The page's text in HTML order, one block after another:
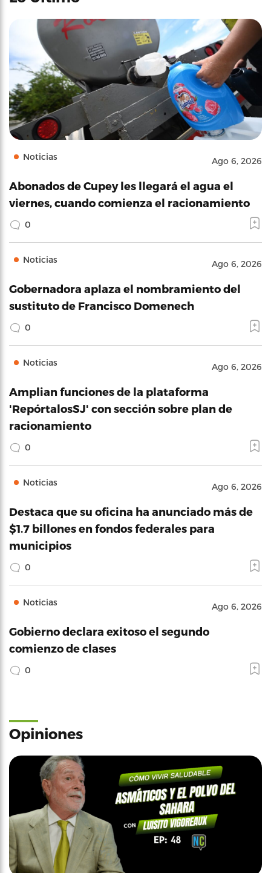
Noticias Ago 6, 2026
Abonados de Cupey les llegará el agua el
viernes, cuando comienza el racionamiento
0
Noticias Ago 6, 2026
Gobernadora aplaza el nombramiento del
sustituto de Francisco Domenech
0
Noticias Ago 6, 2026
Amplian funciones de la plataforma
'RepórtalosSJ' con sección sobre plan de
racionamiento
0
Noticias Ago 6, 2026
Destaca que su oficina ha anunciado más de
$1.7 billones en fondos federales para
municipios
0
Noticias Ago 6, 2026
Gobierno declara exitoso el segundo
comienzo de clases
0
Opiniones